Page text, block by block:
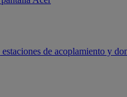
estaciones de acoplamiento y